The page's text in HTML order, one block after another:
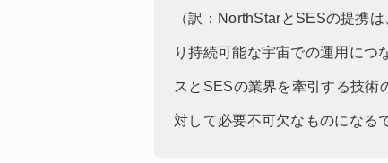
（訳：NorthStarとSESの提携
り持続可能な宇宙での運用につ
スとSESの業界を牽引する技術
対して必要不可欠なものになる